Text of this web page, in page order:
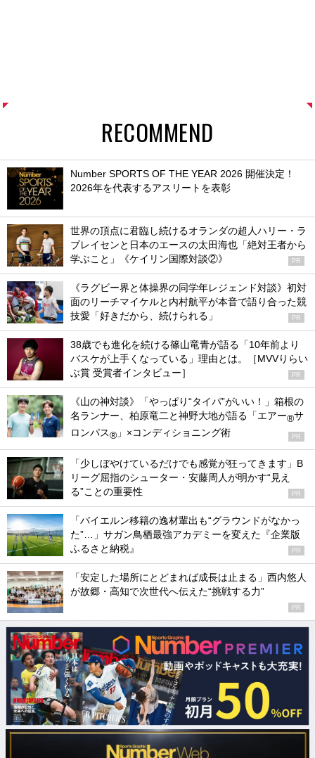
RECOMMEND
Number SPORTS OF THE YEAR 2026 開催決定！
2026年を代表するアスリートを表彰
世界の頂点に君臨し続けるオランダの超人ハリー・ラ
ブレイセンと日本のエースの太田海也「絶対王者から
学ぶこと」《ケイリン国際対談②》
PR
《ラグビー界と体操界の同学年レジェンド対談》初対
面のリーチマイケルと内村航平が本音で語り合った競
技愛「好きだから、続けられる」
PR
38歳でも進化を続ける篠山竜青が語る「10年前より
バスケが上手くなっている」理由とは。［MVVりらい
ぶ賞 受賞者インタビュー］
PR
《山の神対談》「やっぱり“タイパ”がいい！」箱根の
名ランナー、柏原竜二と神野大地が語る「エアー®サ
ロンパス® 」×コンディショニング術 PR
「少しぼやけているだけでも感覚が狂ってきます」B
リーグ屈指のシューター・安藤周人が明かす“見え
る”ことの重要性
PR
「バイエルン移籍の逸材輩出も“グラウンドがなかっ
た”…」サガン鳥栖最強アカデミーを変えた『企業版
ふるさと納税』
PR
「安定した場所にとどまれば成長は止まる」西内悠人
が故郷・高知で次世代へ伝えた“挑戦する力”
PR